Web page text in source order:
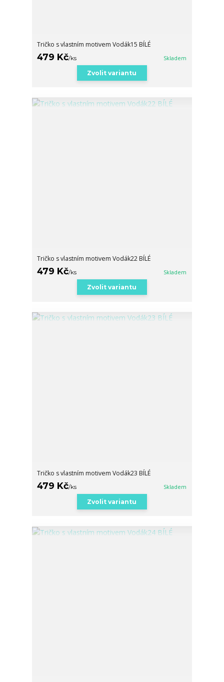
Tričko s vlastním motivem Vodák15 BÍLÉ
479 Kč/ks Skladem
Zvolit variantu
Tričko s vlastním motivem Vodák22 BÍLÉ
479 Kč/ks Skladem
Zvolit variantu
Tričko s vlastním motivem Vodák23 BÍLÉ
479 Kč/ks Skladem
Zvolit variantu